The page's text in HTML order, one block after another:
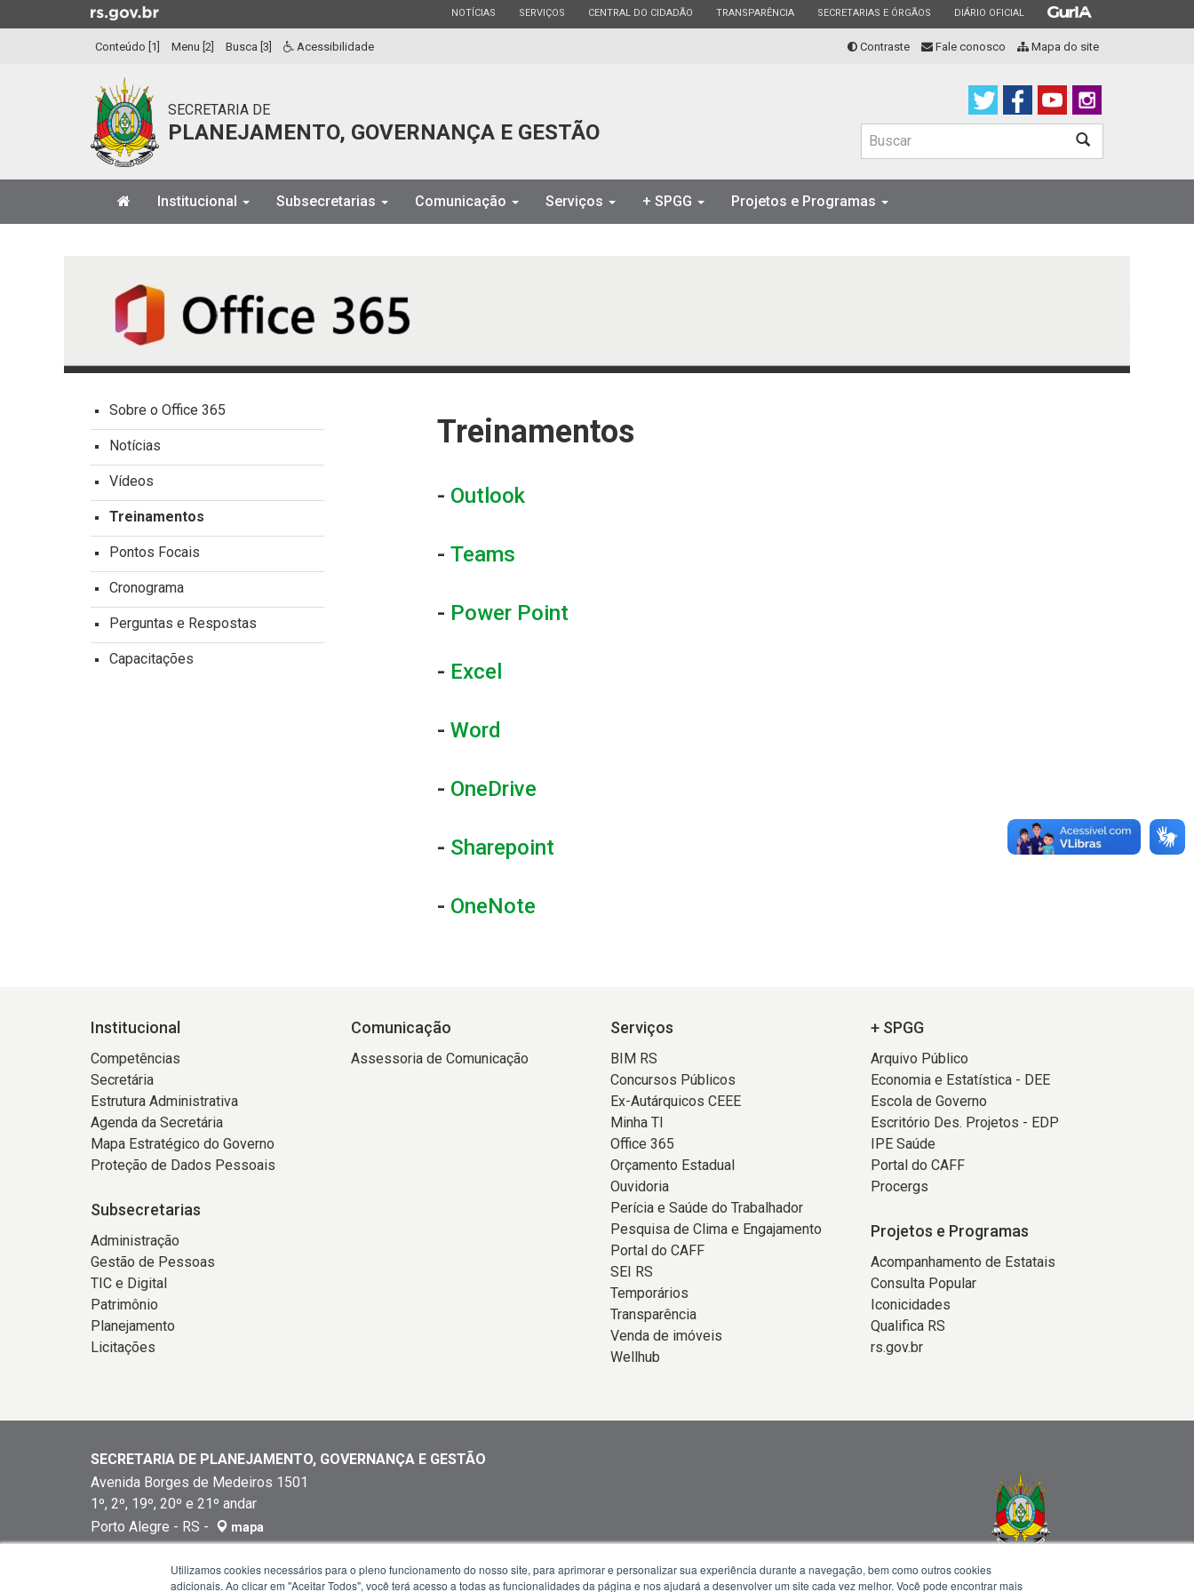
para
Ir
a
ESTADO
NOTÍCIAS ESTADO
SERVIÇOS ESTADO
CENTRAL DO CIDADÃO ESTADO
TRANSPARÊNCIA ESTADO
SECRETARIAS E ÓRGÃOS ESTADO
DIÁRIO OFICIAL ESTADO
Conteúdo [1] Menu [2] Busca [3] Acessibilidade Contraste Fale conosco Mapa do site
SECRETARIA DE
PLANEJAMENTO, GOVERNANÇA E GESTÃO Buscar
Institucional Subsecretarias Comunicação Serviços + SPGG
Projetos e Programas
Treinamentos
- Outlook
- Teams
- Power Point
- Excel
- Word
- OneDrive
- Sharepoint
- OneNote
Sobre o Office 365
Notícias
Vídeos
Treinamentos
Pontos Focais
Cronograma
Perguntas e Respostas
Capacitações
Institucional
Competências
Secretária
Estrutura Administrativa
Agenda da Secretária
Mapa Estratégico do Governo
Proteção de Dados Pessoais
Subsecretarias
Administração
Gestão de Pessoas
TIC e Digital
Patrimônio
Planejamento
Licitações
Comunicação
Assessoria de Comunicação
Serviços
BIM RS
Concursos Públicos
Ex-Autárquicos CEEE
Minha TI
Office 365
Orçamento Estadual
Ouvidoria
Perícia e Saúde do Trabalhador
Pesquisa de Clima e Engajamento
Portal do CAFF
SEI RS
Temporários
Transparência
Venda de imóveis
Wellhub
+ SPGG
Arquivo Público
Economia e Estatística - DEE
Escola de Governo
Escritório Des. Projetos - EDP
IPE Saúde
Portal do CAFF
Procergs
Projetos e Programas
Acompanhamento de Estatais
Consulta Popular
Iconicidades
Qualifica RS
rs.gov.br
SECRETARIA DE PLANEJAMENTO, GOVERNANÇA E GESTÃO
Avenida Borges de Medeiros 1501
1º, 2º, 19º, 20º e 21º andar
Porto Alegre - RS -
mapa
90119-900
Horários de atendimento: das 8h30 às 12h e das 13h30 às 18h
Utilizamos cookies necessários para o pleno funcionamento do nosso site, para aprimorar e personalizar sua experiência durante a navegação, bem como outros cookies
adicionais. Ao clicar em "Aceitar Todos", você terá acesso a todas as funcionalidades da página e nos ajudará a desenvolver um site cada vez melhor. Você pode encontrar mais